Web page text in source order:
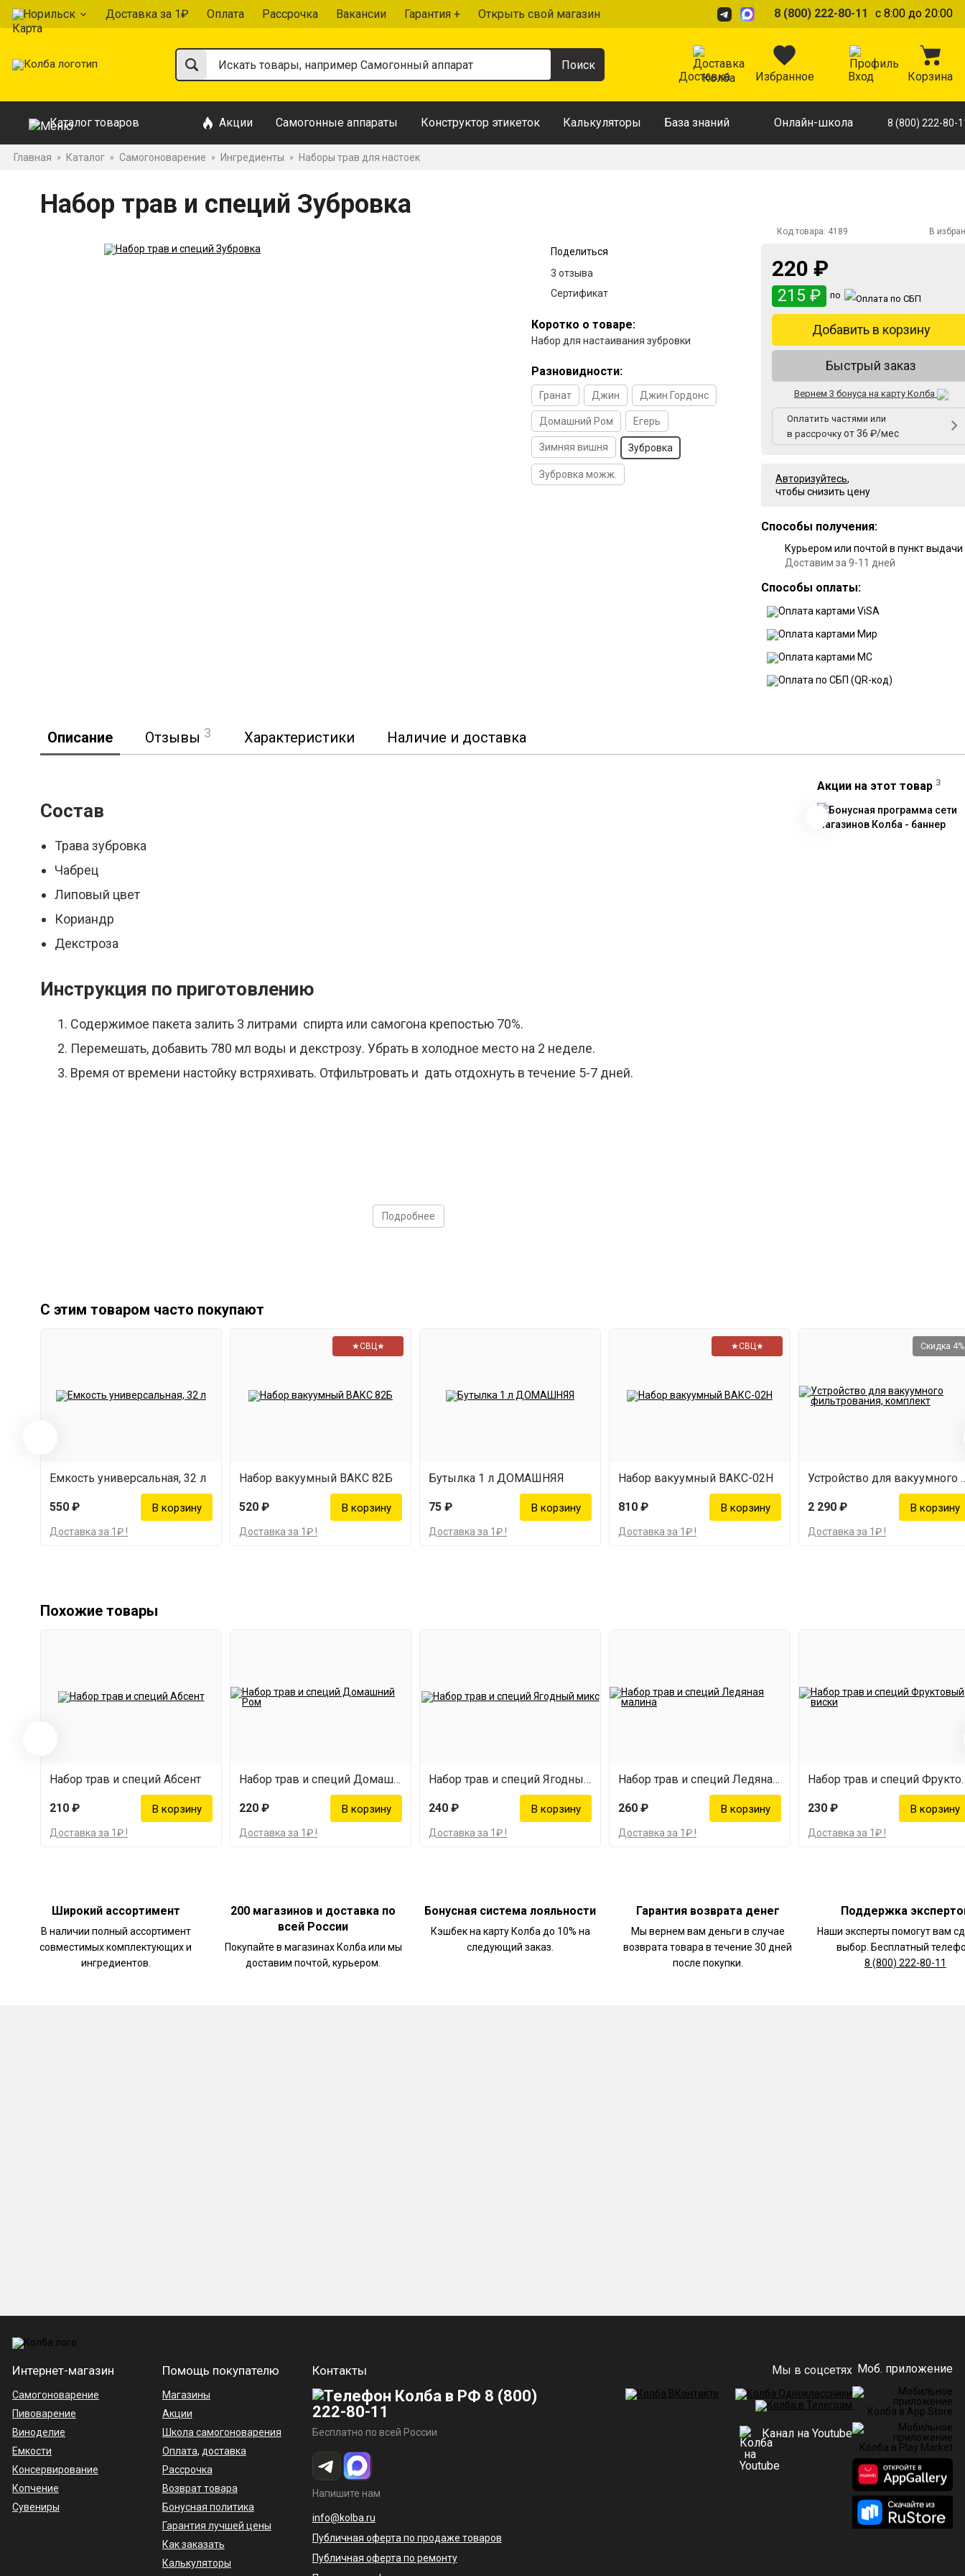
Норильск Доставка за 1₽ Оплата Рассрочка Вакансии Гарантия + Открыть свой магазин 8 (800) 222-80-11 с 8:00 до 20:00
Доставка Избранное Вход Корзина
Каталог товаров Акции Самогонные аппараты Конструктор этикеток Калькуляторы База знаний Онлайн-школа 8 (800) 222-80-
Главная » Каталог » Самогоноварение » Ингредиенты » Наборы трав для настоек
Набор трав и специй Зубровка
Поделиться
3 отзыва
Сертификат
Коротко о товаре:
Набор для настаивания зубровки
Разновидности:
Гранат Джин Джин Гордонс
Домашний Ром Егерь
Зимняя вишня Зубровка
Зубровка можж.
Код товара: 4189 В
220 ₽
215 ₽ по
Добавить в корзину
Быстрый заказ
Вернем 3 бонуса на карту Колба
Оплатить частями или
в рассрочку от 36 ₽/мес
Авторизуйтесь,
чтобы снизить цену
Способы получения:
Курьером или почтой в пункт выдачи
Доставим за 9-11 дней
Способы оплаты:
Описание Отзывы 3 Характеристики Наличие и доставка
Состав
Трава зубровка
Чабрец
Липовый цвет
Кориандр
Декстроза
Инструкция по приготовлению
Содержимое пакета залить 3 литрами спирта или самогона крепостью 70%.
Перемешать, добавить 780 мл воды и декстрозу. Убрать в холодное место на 2 неделе.
Время от времени настойку встряхивать. Отфильтровать и дать отдохнуть в течение 5-7 дней.
Подробнее
Акции на этот товар 3
С этим товаром часто покупают
Емкость универсальная, 32 л
550 ₽
Доставка за 1₽ !
★СВЦ★
Набор вакуумный ВАКС 82Б
520 ₽
Доставка за 1₽ !
Бутылка 1 л ДОМАШНЯЯ
75 ₽
Доставка за 1₽ !
★СВЦ★
Набор вакуумный ВАКС-02Н
810 ₽
Доставка за 1₽ !
Скидка 4%
Устройство для
2 290 ₽
Доставка за 1₽ !
Похожие товары
Набор трав и специй Абсент
210 ₽
Доставка за 1₽ !
Набор трав и специй Домашний Ром
220 ₽
Доставка за 1₽ !
Набор трав и специй Ягодный микс
240 ₽
Доставка за 1₽ !
Набор трав и специй Ледяная малина
260 ₽
Доставка за 1₽ !
Набор трав
230 ₽
Доставка за 1₽ !
Широкий ассортимент
В наличии полный ассортимент
совместимых комплектующих и
ингредиентов.
200 магазинов и доставка по
всей России
Покупайте в магазинах Колба или мы
доставим почтой, курьером.
Бонусная система лояльности
Кэшбек на карту Колба до 10% на
следующий заказ.
Гарантия возврата денег
Мы вернем вам деньги в случае
возврата товара в течение 30 дней
после покупки.
Поддержка
Наши эксперты помогут вам
выбор. Бесплатный
8 (800) 222-80-11
Интернет-магазин
Самогоноварение
Пивоварение
Виноделие
Емкости
Консервирование
Копчение
Сувениры
Помощь покупателю
Магазины
Акции
Школа самогоноварения
Оплата, доставка
Рассрочка
Возврат товара
Бонусная политика
Гарантия лучшей цены
Как заказать
Калькуляторы
Контакты
8 (800)
222-80-11
Бесплатно по всей России
Напишите нам
info@kolba.ru
Публичная оферта по продаже товаров
Публичная оферта по ремонту
Мы в соцсетях
Канал на Youtube
Моб. приложение